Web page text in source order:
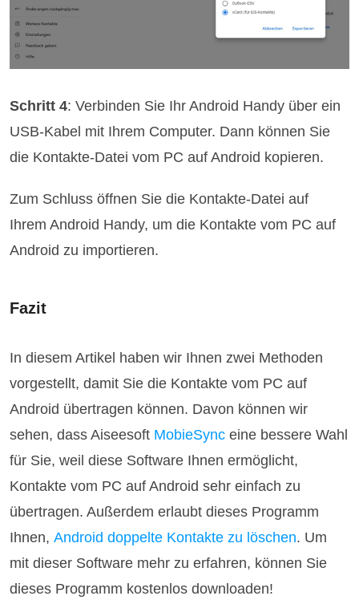
Schritt 4: Verbinden Sie Ihr Android Handy über ein
USB-Kabel mit Ihrem Computer. Dann können Sie
die Kontakte-Datei vom PC auf Android kopieren.
Zum Schluss öffnen Sie die Kontakte-Datei auf
Ihrem Android Handy, um die Kontakte vom PC auf
Android zu importieren.
Fazit
In diesem Artikel haben wir Ihnen zwei Methoden
vorgestellt, damit Sie die Kontakte vom PC auf
Android übertragen können. Davon können wir
sehen, dass Aiseesoft MobieSync eine bessere Wahl
für Sie, weil diese Software Ihnen ermöglicht,
Kontakte vom PC auf Android sehr einfach zu
übertragen. Außerdem erlaubt dieses Programm
Ihnen,Android doppelte Kontakte zu löschen. Um
mit dieser Software mehr zu erfahren, können Sie
dieses Programm kostenlos downloaden!